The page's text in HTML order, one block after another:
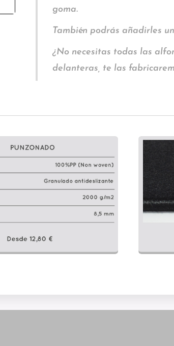
goma.
También podrás añadirles
¿No necesitas todas las
delanteras, te las